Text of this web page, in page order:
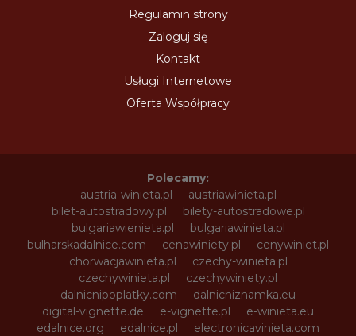
Regulamin strony
Zaloguj się
Kontakt
Usługi Internetowe
Oferta Współpracy
Polecamy:
austria-winieta.pl
austriawinieta.pl
bilet-autostradowy.pl
bilety-autostradowe.pl
bulgariawienieta.pl
bulgariawinieta.pl
bulharskadalnice.com
cenawiniety.pl
cenywiniet.pl
chorwacjawinieta.pl
czechy-winieta.pl
czechywinieta.pl
czechywiniety.pl
dalnicnipoplatky.com
dalnicniznamka.eu
digital-vignette.de
e-vignette.pl
e-winieta.eu
edalnice.org
edalnice.pl
electronicavinieta.com